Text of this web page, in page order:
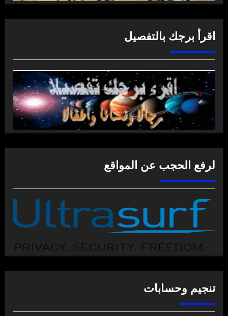
اقرأ برجك بالتفصيل
لرفع الحجب عن المواقع
تنجيم وحسابات